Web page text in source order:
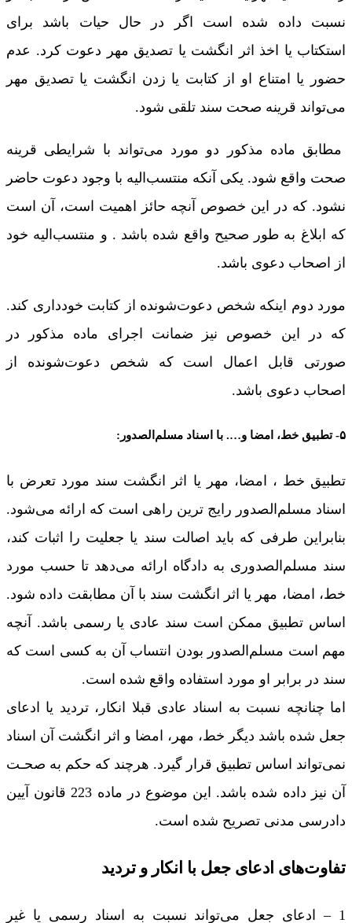
نسبت داده شده است اگر در حال حیات باشد برای
استکتاب یا اخذ اثر انگشت یا تصدیق مهر دعوت کرد. عدم
حضور یا امتناع او از کتابت یا زدن انگشت یا تصدیق مهر
می‌تواند قرینه صحت سند تلقی شود.
مطابق ماده مذکور دو مورد می‌تواند با شرایطی قرینه
صحت واقع شود. یکی آنکه منتسب‌الیه با وجود دعوت حاضر
نشود. که در این خصوص آنچه حائز اهمیت است، آن است
که ابلاغ به طور صحیح واقع شده باشد . و منتسب‌الیه خود
از اصحاب دعوی باشد.
مورد دوم اینکه شخص دعوت‌شونده از کتابت خودداری کند.
که در این خصوص نیز ضمانت اجرای ماده مذکور در
صورتی قابل اعمال است که شخص دعوت‌شونده از
اصحاب دعوی باشد.
۵- تطبیق خط، امضا و…. با اسناد مسلم‌الصدور:
تطبیق خط ، امضا، مهر یا اثر انگشت سند مورد تعرض با
اسناد مسلم‌الصدور رایج‌ ترین راهی است که ارائه می‌شود.
بنابراین طرفی که باید اصالت سند یا جعلیت را اثبات کند،
سند مسلم‌الصدوری به دادگاه ارائه می‌دهد تا حسب مورد
خط، امضا، مهر یا اثر انگشت سند با آن مطابقت داده شود.
اساس تطبیق ممکن است سند عادی یا رسمی باشد. آنچه
مهم است مسلم‌الصدور بودن انتساب آن به کسی است که
سند در برابر او مورد استفاده واقع شده است.
اما چنانچه نسبت به اسناد عادی قبلا انکار، تردید یا ادعای
جعل شده باشد دیگر خط، مهر، امضا و اثر انگشت آن اسناد
نمی‌تواند اساس تطبیق قرار گیرد. هرچند که حکم به صحـت
آن نیز داده شده باشد. این موضوع در ماده 223 قانون آیین
دادرسی مدنی تصریح شده است.
تفاوت‌های ادعای جعل با انکار و تردید
1 – ادعای جعل می‌تواند نسبت به اسناد رسمی یا غیر